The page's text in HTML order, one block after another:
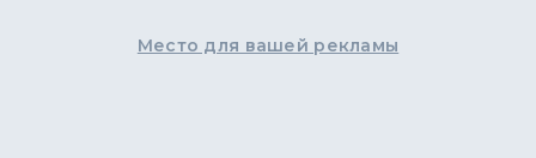
Место для вашей рекламы